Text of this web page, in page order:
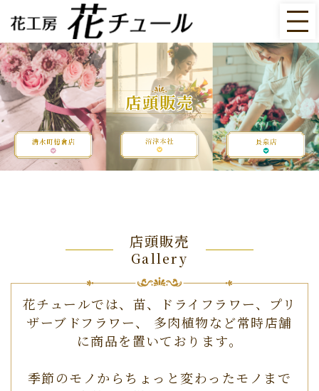
店頭販売
店頭販売
Gallery
花チュールでは、苗、ドライフラワー、プリ
ザーブドフラワー、
多肉植物など常時店舗
に商品を置いております。
季節のモノからちょっと変わったモノまで